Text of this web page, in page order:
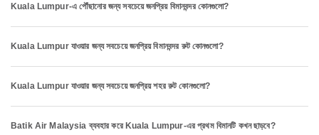
Kuala Lumpur-এ পৌঁছানোর জন্য সবচেয়ে জনপ্রিয় বিমানবন্দর কোনগুলো?
Kuala Lumpur যাওয়ার জন্য সবচেয়ে জনপ্রিয় বিমানবন্দর রুট কোনগুলো?
Kuala Lumpur যাওয়ার জন্য সবচেয়ে জনপ্রিয় শহর রুট কোনগুলো?
Batik Air Malaysia ব্যবহার করে Kuala Lumpur-এর প্রথম বিমানটি কখন ছাড়বে?